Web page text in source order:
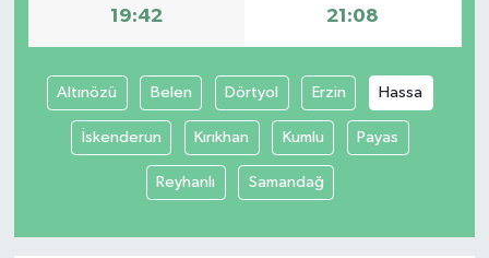
19:42 21:08
Altınözü Belen Dörtyol Erzin Hassa
İskenderun Kırıkhan Kumlu Payas
Reyhanlı Samandağ